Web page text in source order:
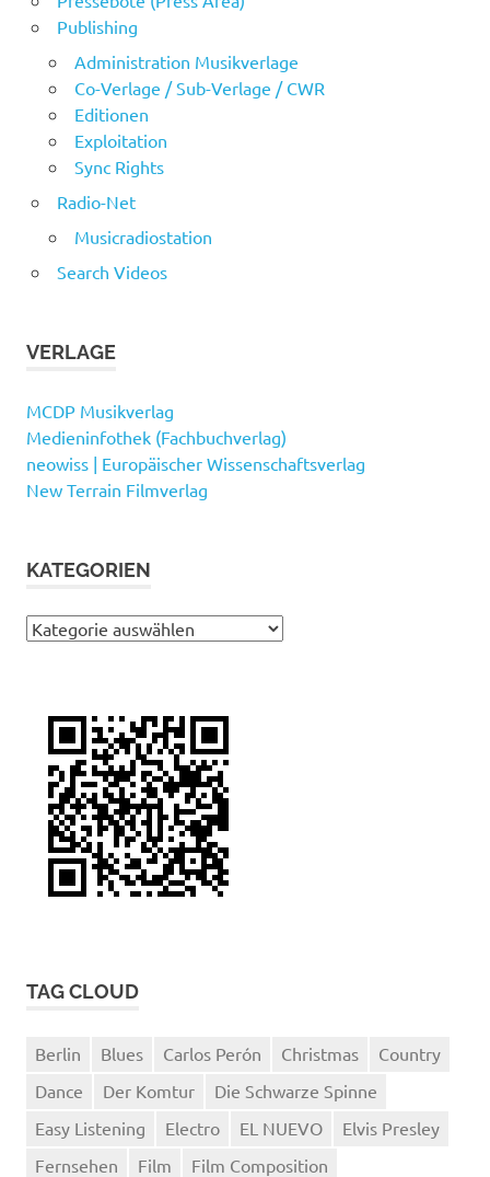
Publishing
Administration Musikverlage
Co-Verlage / Sub-Verlage / CWR
Editionen
Exploitation
Sync Rights
Radio-Net
Musicradiostation
Search Videos
VERLAGE
MCDP Musikverlag
Medieninfothek (Fachbuchverlag)
neowiss | Europäischer Wissenschaftsverlag
New Terrain Filmverlag
KATEGORIEN
Kategorien
TAG CLOUD
Berlin Blues Carlos Perón Christmas
Country
Dance
Der Komtur
Die Schwarze Spinne
Easy Listening
Electro EL NUEVO
Elvis Presley
Fernsehen
Film
Film Composition